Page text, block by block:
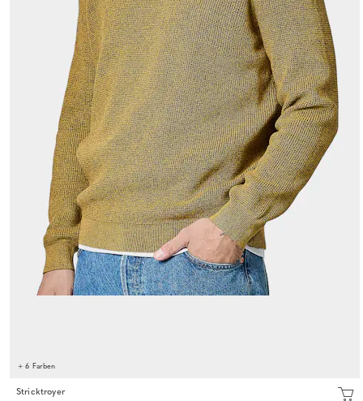
+ 6 Farben
Stricktroyer